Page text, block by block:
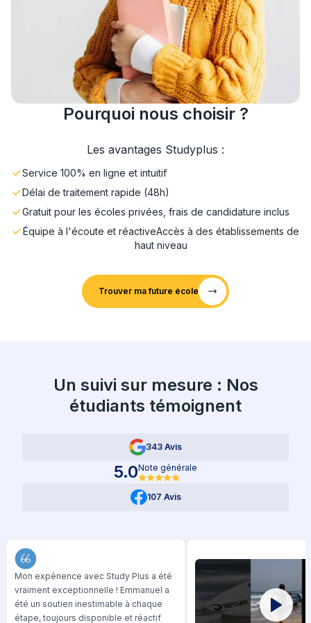
Pourquoi nous choisir ?
Les avantages Studyplus :
Service 100% en ligne et intuitif
Délai de traitement rapide (48h)
Gratuit pour les écoles privées, frais de candidature inclus
Équipe à l'écoute et réactiveAccès à des établissements de
haut niveau
Trouver ma future école
Un suivi sur mesure : Nos
étudiants témoignent
343 Avis
5.0Note générale
107 Avis
Mon expérience avec Study Plus a été
vraiment exceptionnelle ! Emmanuel a
été un soutien inestimable à chaque
étape, toujours disponible et réactif